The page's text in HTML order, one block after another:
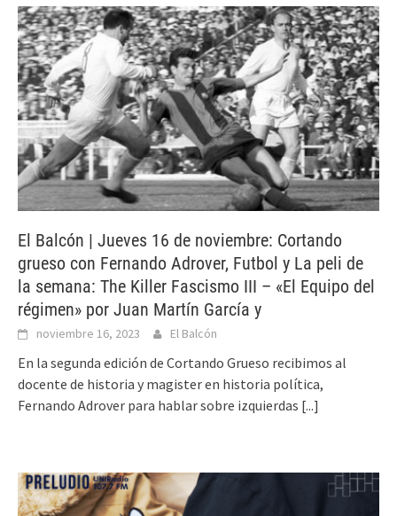
El Balcón | Jueves 16 de noviembre: Cortando
grueso con Fernando Adrover, Futbol y La peli de
la semana: The Killer Fascismo III – «El Equipo del
régimen» por Juan Martín García y
noviembre 16, 2023 El Balcón
En la segunda edición de Cortando Grueso recibimos al
docente de historia y magister en historia política,
Fernando Adrover para hablar sobre izquierdas [...]